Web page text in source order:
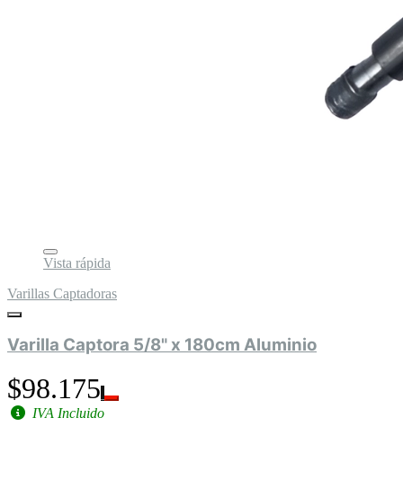
Vista rápida
Varillas Captadoras
Varilla Captora 5/8" x 180cm Aluminio
$98.175
IVA Incluido